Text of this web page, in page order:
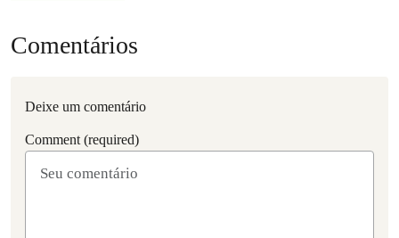
Comentários
Deixe um comentário
Comment (required)